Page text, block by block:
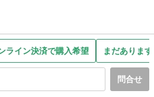
ライン決済で購入希望 まだありま
問合せ